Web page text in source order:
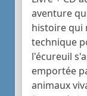
aventure
histoire qui
technique
l'écureuil
emportée
animaux